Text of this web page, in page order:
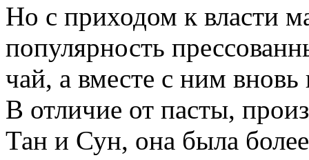
Но с приходом к власти
популярность
чай, а вместе с ним вновь
В отличие от пасты,
Тан и Сун, она была более